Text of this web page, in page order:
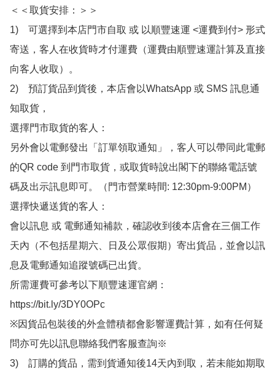
＜＜取貨安排：＞＞
1)　可選擇到本店門市自取 或 以順豐速運 <運費到付> 形式
寄送，客人在收貨時才付運費（運費由順豐速運計算及直接
向客人收取）。
2)　預訂貨品到貨後，本店會以WhatsApp 或 SMS 訊息通
知取貨，
選擇門市取貨的客人：
另外會以電郵發出「訂單領取通知」，客人可以帶同此電郵
的QR code 到門市取貨，或取貨時說出閣下的聯絡電話號
碼及出示訊息即可。（門市營業時間: 12:30pm-9:00PM）
選擇快遞送貨的客人：
會以訊息 或 電郵通知補款，確認收到後本店會在三個工作
天內（不包括星期六、日及公眾假期）寄出貨品，並會以訊
息及電郵通知追蹤號碼已出貨。
所需運費可參考以下順豐速運官網：
https://bit.ly/3DY0OPc
※因貨品包裝後的外盒體積都會影響運費計算，如有任何疑
問亦可先以訊息聯絡我們客服查詢※
3)　訂購的貨品，需到貨通知後14天內到取，若未能如期取